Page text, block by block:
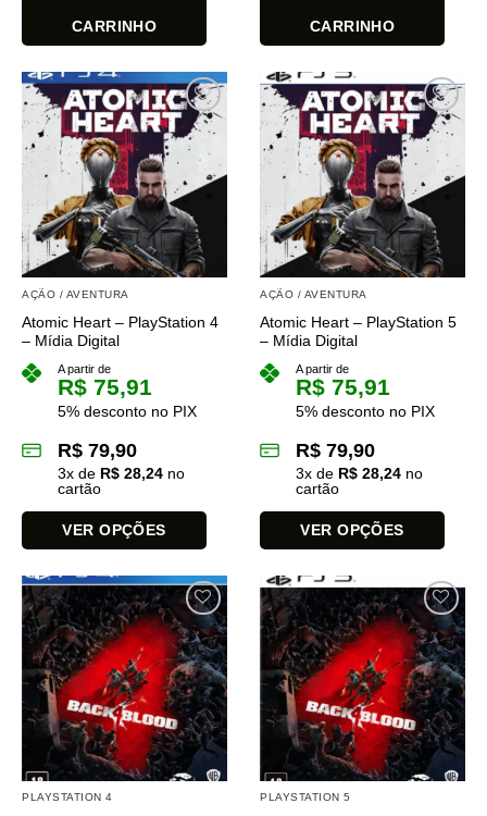
CARRINHO CARRINHO
AÇÃO / AVENTURA
Atomic Heart – PlayStation 4
– Mídia Digital
A partir de
R$ 75,91
5% desconto no PIX
R$ 79,90
3x de R$ 28,24 no
cartão
VER OPÇÕES
produto
tem
várias
variantes.
As
opções
podem
ser
escolhidas
AÇÃO / AVENTURA
Atomic Heart – PlayStation 5
– Mídia Digital
A partir de
R$ 75,91
5% desconto no PIX
R$ 79,90
3x de R$ 28,24 no
cartão
VER OPÇÕES
produto
tem
várias
variantes.
As
opções
podem
escolhidas
PLAYSTATION 4 PLAYSTATION 5